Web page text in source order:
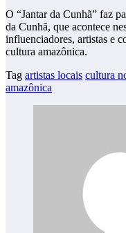
O “Jantar da Cunhã” faz
da Cunhã, que acontece
influenciadores, artistas e
cultura amazônica.
Tag artistas locais cultura
amazônica